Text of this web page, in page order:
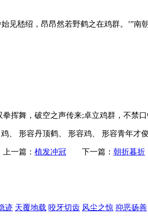
见嵇绍，昂昂然若野鹤之在鸡群。’”南
挥舞，破空之声传来;卓立鸡群，不禁口
、 形容丹顶鹤、 形容鸡、 形容青年才
上一篇： 植发冲冠 下一篇： 朝折暮折
迹 天覆地载 咬牙切齿 风尘之惊 抑恶扬善